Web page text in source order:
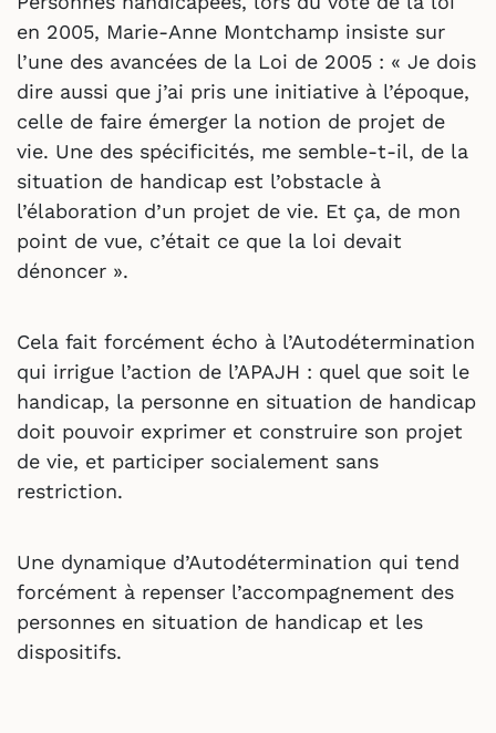
en 2005, Marie-Anne Montchamp insiste sur
l’une des avancées de la Loi de 2005 : « Je dois
dire aussi que j’ai pris une initiative à l’époque,
celle de faire émerger la notion de projet de
vie. Une des spécificités, me semble-t-il, de la
situation de handicap est l’obstacle à
l’élaboration d’un projet de vie. Et ça, de mon
point de vue, c’était ce que la loi devait
dénoncer ».
Cela fait forcément écho à l’Autodétermination
qui irrigue l’action de l’APAJH : quel que soit le
handicap, la personne en situation de handicap
doit pouvoir exprimer et construire son projet
de vie, et participer socialement sans
restriction.
Une dynamique d’Autodétermination qui tend
forcément à repenser l’accompagnement des
personnes en situation de handicap et les
dispositifs.